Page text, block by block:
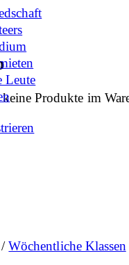
Produkte im
Leute
/Wöchentliche Klassen